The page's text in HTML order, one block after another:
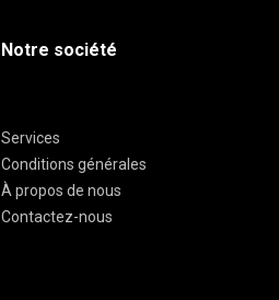
Notre société
Services
Conditions générales
À propos de nous
Contactez-nous